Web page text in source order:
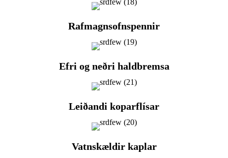
Rafmagnsofnspennir
Efri og neðri haldbremsa
Leiðandi koparflísar
Vatnskældir kaplar